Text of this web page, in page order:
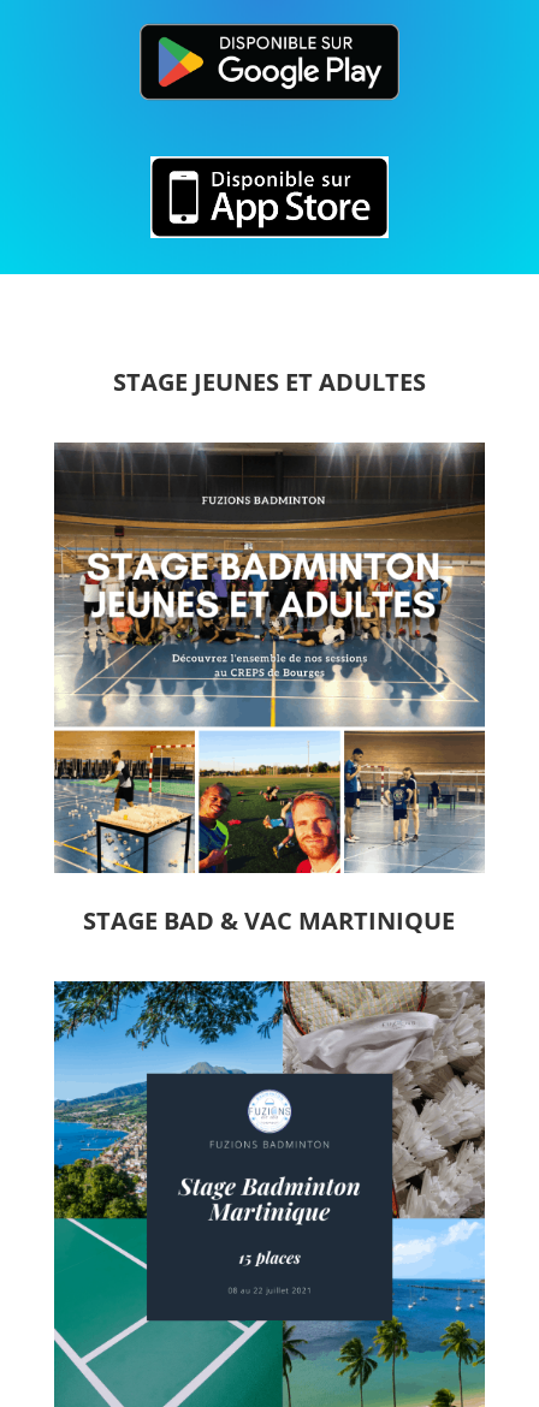
STAGE JEUNES ET ADULTES
STAGE BAD & VAC MARTINIQUE